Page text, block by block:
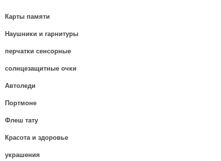
Карты памяти
Наушники и гарнитуры
перчатки сенсорные
солнцезащитные очки
Автоледи
Портмоне
Флеш тату
Красота и здоровье
украшения